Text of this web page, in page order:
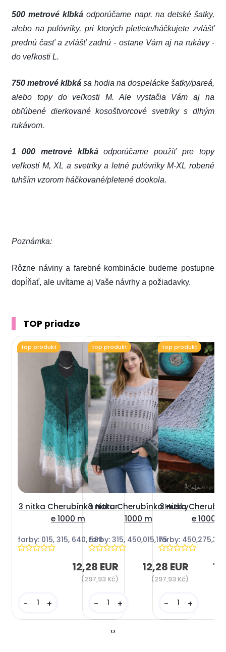
500 metrové klbká odporúčame napr. na detské šatky,
alebo na pulóvriky, pri ktorých pletiete/háčkujete zvlášť
prednú časť a zvlášť zadnú - ostane Vám aj na rukávy -
do veľkosti L.
750 metrové klbká sa hodia na dospelácke šatky/pareá,
alebo topy do veľkosti M. Ale vystačia Vám aj na
obľúbené dierkované kosoštvorcové svetríky s dlhým
rukávom.
1 000 metrové klbkáodporúčame použiť pre topy
veľkostí M, XL a svetríky a letné pulóvriky M-XL robené
tuhším vzorom háčkované/pletené dookola.
Poznámka:
Rôzne náviny a farebné kombinácie budeme postupne
dopĺňať, ale uvítame aj Vaše návrhy a požiadavky.
TOP priadze
3 nitka Cherubínka Natur
e 1000 m
farby: 015, 315, 640, 580
12,28 EUR
(297,93 Kč)
- +
top produkt
3 nitka Cherubínka Husky
1000 m
farby: 315, 450,015,175
12,28 EUR
(297,93 Kč)
- +
top produkt
3 nitka
e 1000 m
farby:
- +
top produkt
‹›